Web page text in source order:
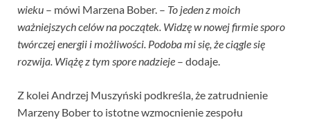
wieku – mówi Marzena Bober. – To jeden z moich
ważniejszych celów na początek. Widzę w nowej firmie sporo
twórczej energii i możliwości. Podoba mi się, że ciągle się
rozwija. Wiążę z tym spore nadzieje – dodaje.
Z kolei Andrzej Muszyński podkreśla, że zatrudnienie
Marzeny Bober to istotne wzmocnienie zespołu